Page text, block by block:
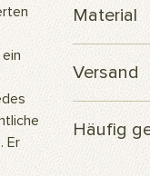
Er
Material
Versand
Ihre
versendet.
Häufig
Woraus